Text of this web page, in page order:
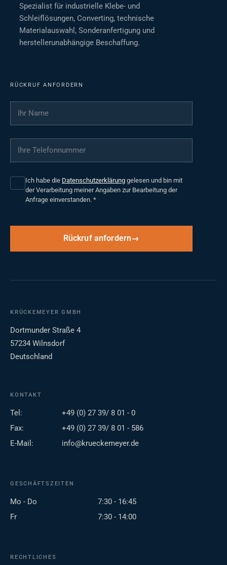
Spezialist für industrielle Klebe- und
Schleiflösungen, Converting, technische
Materialauswahl, Sonderanfertigung und
herstellerunabhängige Beschaffung.
RÜCKRUF ANFORDERN
Ihr Name
Ihre Telefonnummer
Ich habe die Datenschutzerklärung gelesen und bin mit
der Verarbeitung meiner Angaben zur Bearbeitung der
Anfrage einverstanden. *
Rückruf anfordern
KRÜCKEMEYER GMBH
Dortmunder Straße 4
57234 Wilnsdorf
Deutschland
KONTAKT
Tel:
+49 (0) 27 39/ 8 01 - 0
Fax:
+49 (0) 27 39/ 8 01 - 586
E-Mail:
info@krueckemeyer.de
GESCHÄFTSZEITEN
Mo - Do
7:30 - 16:45
Fr
7:30 - 14:00
RECHTLICHES